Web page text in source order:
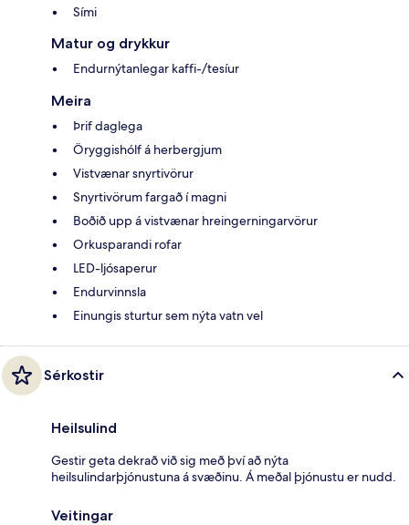
Sími
Matur og drykkur
Endurnýtanlegar kaffi-/tesíur
Meira
Þrif daglega
Öryggishólf á herbergjum
Vistvænar snyrtivörur
Snyrtivörum fargað í magni
Boðið upp á vistvænar hreingerningarvörur
Orkusparandi rofar
LED-ljósaperur
Endurvinnsla
Einungis sturtur sem nýta vatn vel
Sérkostir
Heilsulind
Gestir geta dekrað við sig með því að nýta
heilsulindarþjónustuna á svæðinu. Á meðal þjónustu er nudd.
Veitingar